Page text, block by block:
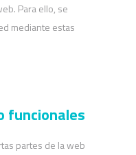
Para ello, se
mediante estas
funcionales
partes de la web